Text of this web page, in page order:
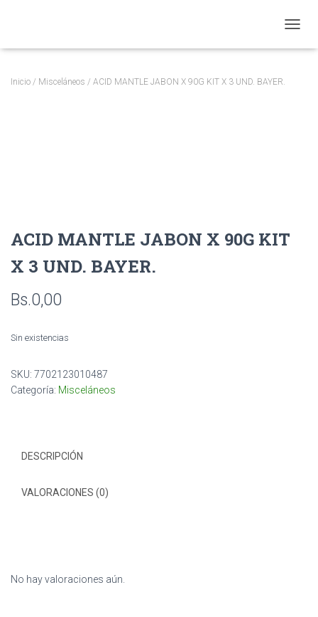
Inicio / Misceláneos / ACID MANTLE JABON X 90G KIT X 3 UND. BAYER.
ACID MANTLE JABON X 90G KIT
X 3 UND. BAYER.
Bs.0,00
Sin existencias
SKU: 7702123010487
Categoría: Misceláneos
DESCRIPCIÓN
VALORACIONES (0)
No hay valoraciones aún.